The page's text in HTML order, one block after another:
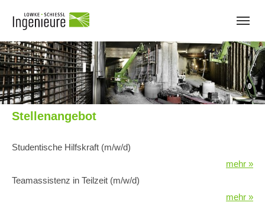
Stellenangebot
Studentische Hilfskraft (m/w/d)
mehr »
Teamassistenz in Teilzeit (m/w/d)
mehr »